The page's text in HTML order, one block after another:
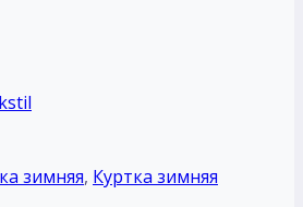
зимняя, Куртка зимняя